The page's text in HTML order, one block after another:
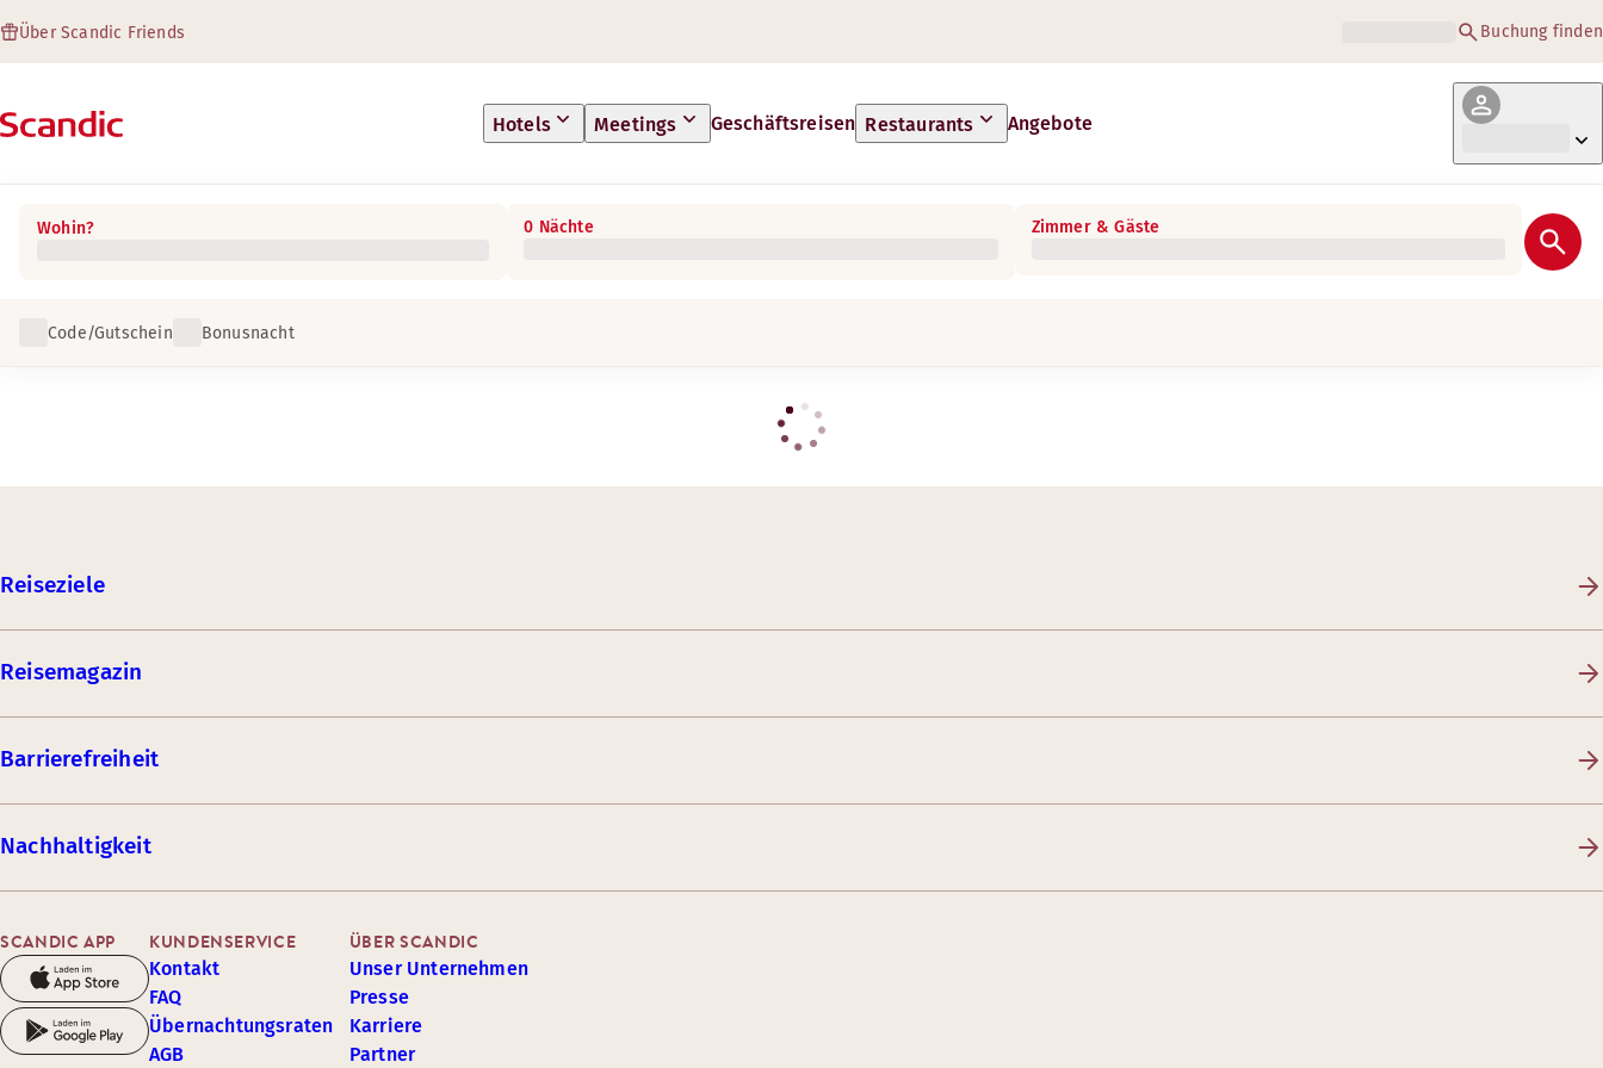
Über Scandic Friends Buchung finden
Hotels Meetings Geschäftsreisen Restaurants Angebote
Wohin? 0 Nächte Zimmer & Gäste
Code/Gutschein Bonusnacht
Reiseziele
Reisemagazin
Barrierefreiheit
Nachhaltigkeit
SCANDIC APP KUNDENSERVICE
Kontakt
FAQ
Übernachtungsraten
AGB
ÜBER SCANDIC
Unser Unternehmen
Presse
Karriere
Partner